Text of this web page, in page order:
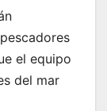
el equipo
del mar